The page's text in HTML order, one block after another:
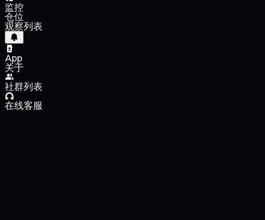
监控
仓位
观察列表
App
关于
社群列表
在线客服